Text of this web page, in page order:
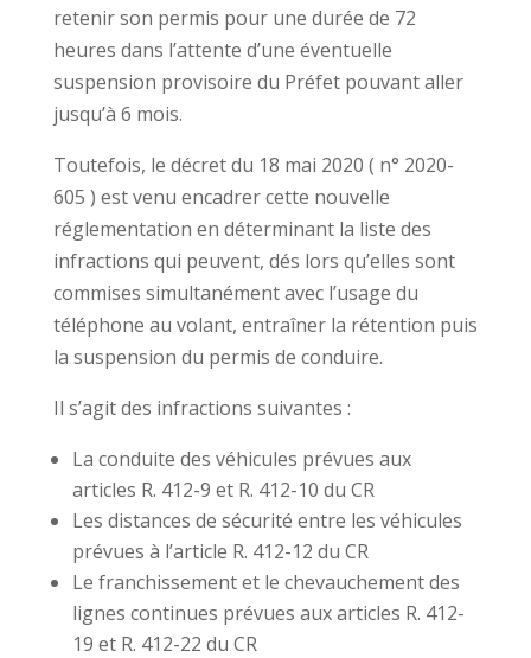
retenir son permis pour une durée de 72
heures dans l’attente d’une éventuelle
suspension provisoire du Préfet pouvant aller
jusqu’à 6 mois.
Toutefois, le décret du 18 mai 2020 ( n° 2020-
605 ) est venu encadrer cette nouvelle
réglementation en déterminant la liste des
infractions qui peuvent, dés lors qu’elles sont
commises simultanément avec l’usage du
téléphone au volant, entraîner la rétention puis
la suspension du permis de conduire.
Il s’agit des infractions suivantes :
La conduite des véhicules prévues aux
articles R. 412-9 et R. 412-10 du CR
Les distances de sécurité entre les véhicules
prévues à l’article R. 412-12 du CR
Le franchissement et le chevauchement des
lignes continues prévues aux articles R. 412-
19 et R. 412-22 du CR